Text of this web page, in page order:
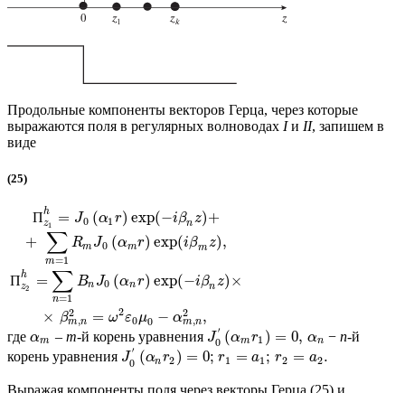
Продольные компоненты векторов Герца, через которые
выражаются поля в регулярных волноводах Iи II, запишем в
виде
(25)
Пh
z1 = J0 (α1 r) exp(−iβnz)+
+ ∑
m=1
Rm J0 (αmr) exp(iβmz),
Пh
z2 = ∑
n=1
Bn J0 (αnr) exp(−iβnz) ×
× β2
m,n = ω2ε0μ0 − α2
m,n,
где αm – m-й корень уравнения J
′
0 (αmr1 ) = 0, αn −n-й
корень уравнения J
′
0 (αnr2 ) = 0; r1 = a1 ; r2 = a2.
Выражая компоненты поля через векторы Герца (25) и